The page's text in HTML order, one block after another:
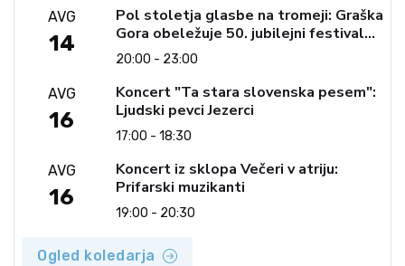
AVG
14
Pol stoletja glasbe na tromeji: Graška
Gora obeležuje 50. jubilejni festival
narodno-zabavne glasbe
20:00 - 23:00
AVG
16
Koncert "Ta stara slovenska pesem":
Ljudski pevci Jezerci
17:00 - 18:30
AVG
16
Koncert iz sklopa Večeri v atriju:
Prifarski muzikanti
19:00 - 20:30
Ogled koledarja